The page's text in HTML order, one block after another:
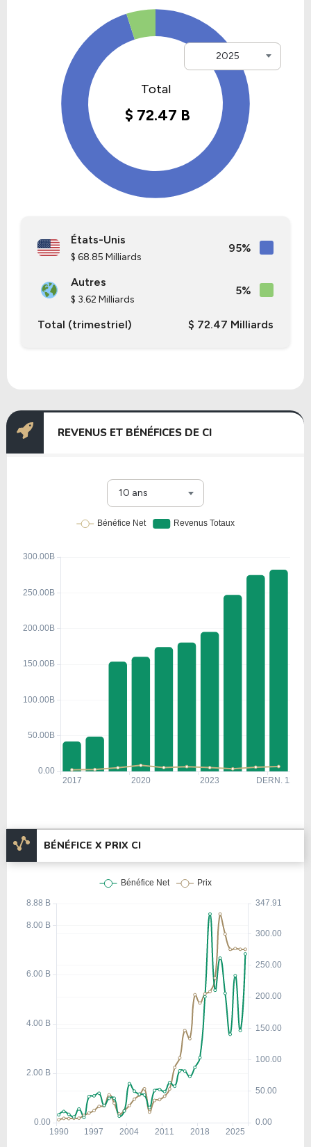
2025
États-Unis
$ 68.85 Milliards
95%
Autres
$ 3.62 Milliards
5%
Total (trimestriel) $ 72.47 Milliards
REVENUS ET BÉNÉFICES DE CI
10 ans
BÉNÉFICE X PRIX CI